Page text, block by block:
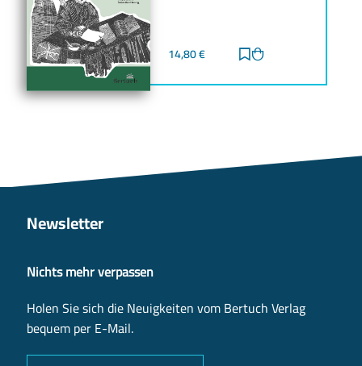
14,80€ Zur Merkliste
Newsletter
Nichts mehr verpassen
Holen Sie sich die Neuigkeiten vom Bertuch Verlag
bequem per E-Mail.